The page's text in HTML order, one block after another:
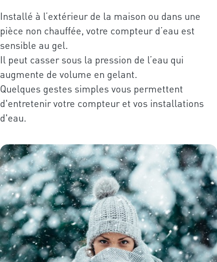
Installé à l’extérieur de la maison ou dans une
pièce non chauffée, votre compteur d’eau est
sensible au gel.
Il peut casser sous la pression de l’eau qui
augmente de volume en gelant.
Quelques gestes simples vous permettent
d'entretenir votre compteur et vos installations
d'eau.